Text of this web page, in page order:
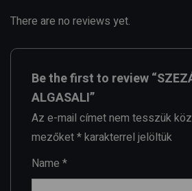
There are no reviews yet.
Be the first to review
ALGASALI”
Az e-mail címet nem tesszük
mezőket*karakterrel jelöltük
Name *